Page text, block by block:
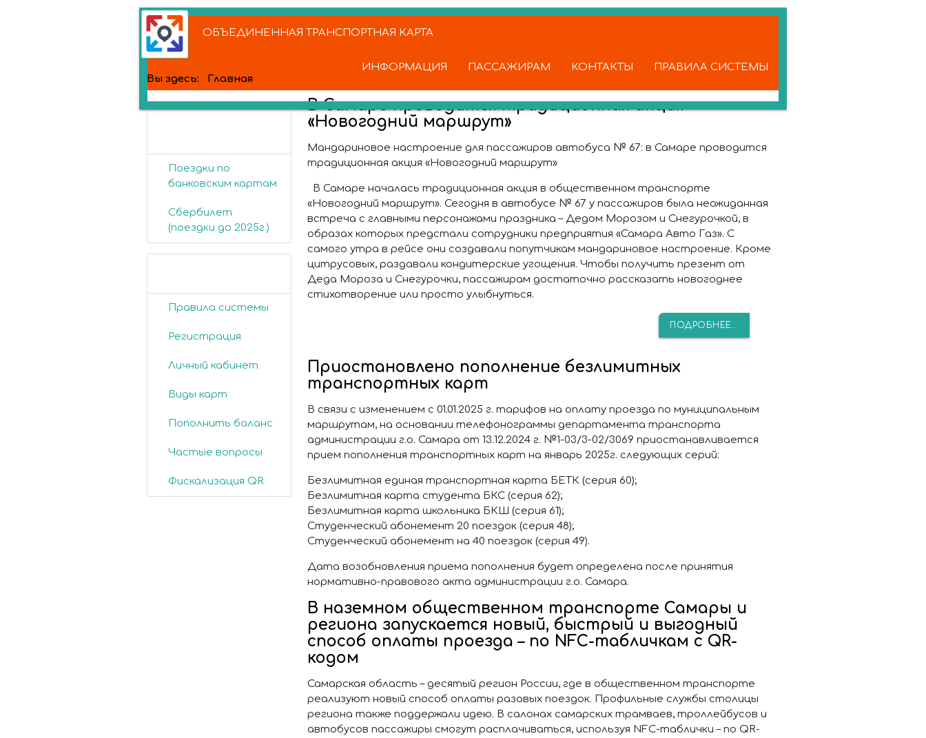
ОБЪЕДИНЕННАЯ ТРАНСПОРТНАЯ КАРТА
ИНФОРМАЦИЯ ПАССАЖИРАМ КОНТАКТЫ
ПРАВИЛА СИСТЕМЫ
Вы здесь: Главная
Поездки по
банковским картам
Сбербилет
(поездки до 2025г.)
Правила системы
Регистрация
Личный кабинет
Виды карт
Пополнить баланс
Частые вопросы
Фискализация QR
В Самаре проводится традиционная акция
«Новогодний маршрут»
Мандариновое настроение для пассажиров автобуса № 67: в Самаре проводится
традиционная акция «Новогодний маршрут»
В Самаре началась традиционная акция в общественном транспорте
«Новогодний маршрут». Сегодня в автобусе № 67 у пассажиров была неожиданная
встреча с главными персонажами праздника – Дедом Морозом и Снегурочкой, в
образах которых предстали сотрудники предприятия «Самара Авто Газ». С
самого утра в рейсе они создавали попутчикам мандариновое настроение. Кроме
цитрусовых, раздавали кондитерские угощения. Чтобы получить презент от
Деда Мороза и Снегурочки, пассажирам достаточно рассказать новогоднее
стихотворение или просто улыбнуться.
ПОДРОБНЕЕ...
Приостановлено пополнение безлимитных
транспортных карт
В связи с изменением с 01.01.2025 г. тарифов на оплату проезда по муниципальным
маршрутам, на основании телефонограммы департамента транспорта
администрации г.о. Самара от 13.12.2024 г. №1-03/3-02/3069 приостанавливается
прием пополнения транспортных карт на январь 2025г. следующих серий:
Безлимитная единая транспортная карта БЕТК (серия 60);
Безлимитная карта студента БКС (серия 62);
Безлимитная карта школьника БКШ (серия 61);
Студенческий абонемент 20 поездок (серия 48);
Студенческий абонемент на 40 поездок (серия 49).
Дата возобновления приема пополнения будет определена после принятия
нормативно-правового акта администрации г.о. Самара.
В наземном общественном транспорте Самары и
региона запускается новый, быстрый и выгодный
способ оплаты проезда – по NFC-табличкам с QR-
кодом
Самарская область – десятый регион России, где в общественном транспорте
реализуют новый способ оплаты разовых поездок. Профильные службы столицы
региона также поддержали идею. В салонах самарских трамваев, троллейбусов и
автобусов пассажиры смогут расплачиваться, используя NFC-таблички – по QR-